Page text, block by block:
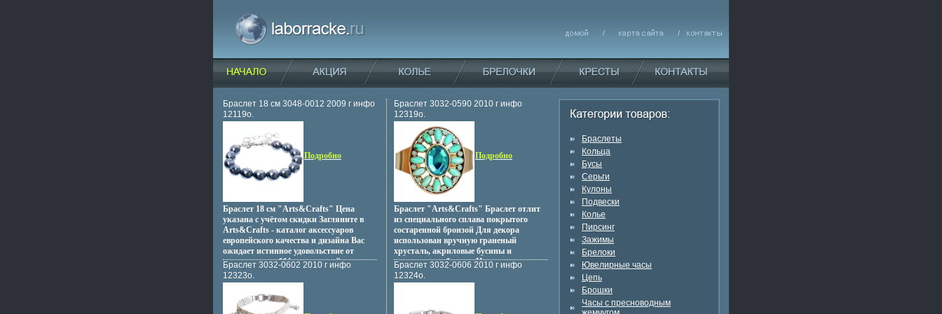
Браслет 18 см 3048-0012 2009 г инфо
12119o.
Подробно
Браслет 18 см "Arts&Crafts" Цена
указана с учётом скидки Загляните в
Arts&Crafts - каталог аксессуаров
европейского качества и дизайна Вас
ожидает истинное удовольствие от
знакомства с оббфшнмширной
коллекцией норвежской бижутерии,
украшений из бронзы, серебра 925
пробы и чудесных шарфов Более 1000
аксессуаров ручной работы, из которых
Браслет 3032-0602 2010 г инфо
12323o.
Браслет 3032-0590 2010 г инфо
12319o.
Подробно
Браслет "Arts&Crafts" Браслет отлит
из специального сплава покрытого
состаренной бронзой Для декора
использован вручную граненый
хрусталь, акриловые бусины и
натуральная бирюза Не содержит
никбхлйчеля и других аллергенных
металлов Декор 5х4 см Загляните в
Браслет 3032-0606 2010 г инфо
12324o.
Браслеты
Кольца
Бусы
Серьги
Кулоны
Подвески
Колье
Пирсинг
Зажимы
Брелоки
Ювелирные часы
Цепь
Брошки
Часы с пресноводным